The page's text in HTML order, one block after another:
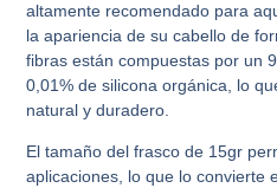
altamente recomendado para
la apariencia de su cabello de
fibras están compuestas por un
0,01% de silicona orgánica, lo
natural y duradero.
El tamaño del frasco de 15gr
aplicaciones, lo que lo convierte